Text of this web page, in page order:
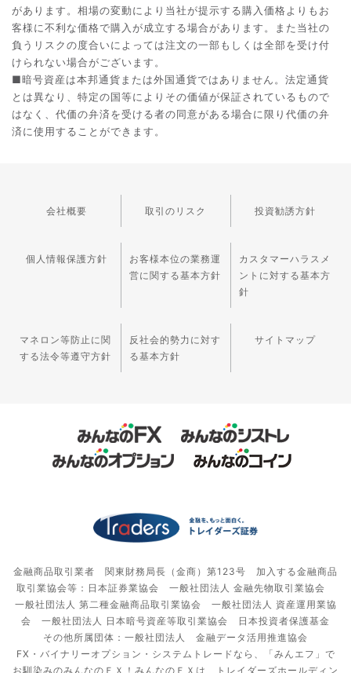
があります。相場の変動により当社が提示する購入価格よりもお
客様に不利な価格で購入が成立する場合があります。また当社の
負うリスクの度合いによっては注文の一部もしくは全部を受け付
けられない場合がございます。
■暗号資産は本邦通貨または外国通貨ではありません。法定通貨
とは異なり、特定の国等によりその価値が保証されているもので
はなく、代価の弁済を受ける者の同意がある場合に限り代価の弁
済に使用することができます。
会社概要 取引のリスク 投資勧誘方針
個人情報保護方針
お客様本位の業務運
営に関する基本方針
カスタマーハラスメ
ントに対する基本方
針
マネロン等防止に関
する法令等遵守方針
反社会的勢力に対す
る基本方針
サイトマップ
金融商品取引業者 関東財務局長（金商）第123号 加入する金融商品
取引業協会等：日本証券業協会 一般社団法人 金融先物取引業協会
一般社団法人 第二種金融商品取引業協会 一般社団法人 資産運用業協
会 一般社団法人 日本暗号資産等取引業協会 日本投資者保護基金
その他所属団体：一般社団法人 金融データ活用推進協会
FX・バイナリーオプション・システムトレードなら、「みんエフ」で
お馴染みのみんなのＦＸ！みんなのＦＸは、トレイダーズホールディン